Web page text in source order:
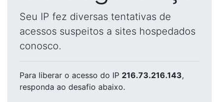
Seu IP fez diversas tentativas de
acessos suspeitos a sites hospedados
conosco.
Para liberar o acesso do IP 216.73.216.143,
responda ao desafio abaixo.